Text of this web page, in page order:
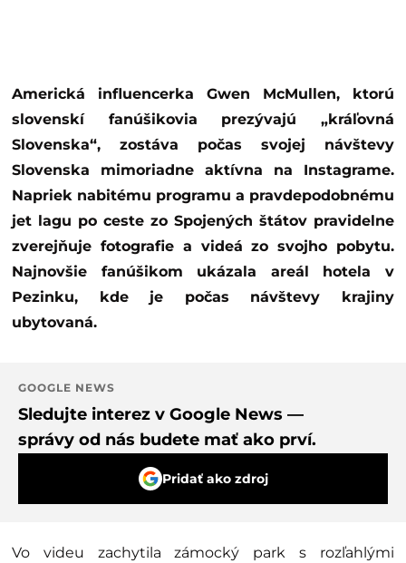
Americká influencerka Gwen McMullen, ktorú
slovenskí fanúšikovia prezývajú „kráľovná
Slovenska“, zostáva počas svojej návštevy
Slovenska mimoriadne aktívna na Instagrame.
Napriek nabitému programu a pravdepodobnému
jet lagu po ceste zo Spojených štátov pravidelne
zverejňuje fotografie a videá zo svojho pobytu.
Najnovšie fanúšikom ukázala areál hotela v
Pezinku, kde je počas návštevy krajiny
ubytovaná.
GOOGLE NEWS
Sledujte interez v Google News —
správy od nás budete mať ako prví.
Pridať ako zdroj
Vo videu zachytila zámocký park s rozľahlými